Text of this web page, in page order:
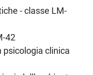
- classe LM-
42
psicologia clinica